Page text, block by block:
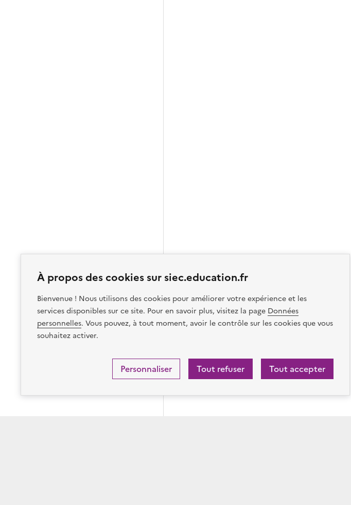
À propos des cookies sur siec.education.fr
Bienvenue ! Nous utilisons des cookies pour améliorer votre expérience et les
services disponibles sur ce site. Pour en savoir plus, visitez la page Données
personnelles. Vous pouvez, à tout moment, avoir le contrôle sur les cookies que vous
souhaitez activer.
Tout accepter
Tout refuser
Personnaliser